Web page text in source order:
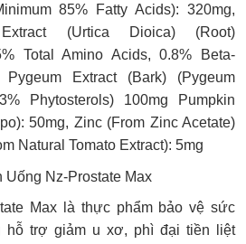
85% Fatty Acids): 320mg,
(Urtica Dioica) (Root)
Total Amino Acids, 0.8% Beta-
Pygeum Extract (Bark) (Pygeum
Phytosterols) 100mg Pumpkin
50mg, Zinc (From Zinc Acetate)
Natural Tomato Extract): 5mg
Uống Nz-Prostate Max
Max là thực phẩm bảo vệ sức
hỗ trợ giảm u xơ, phì đại tiền liệt